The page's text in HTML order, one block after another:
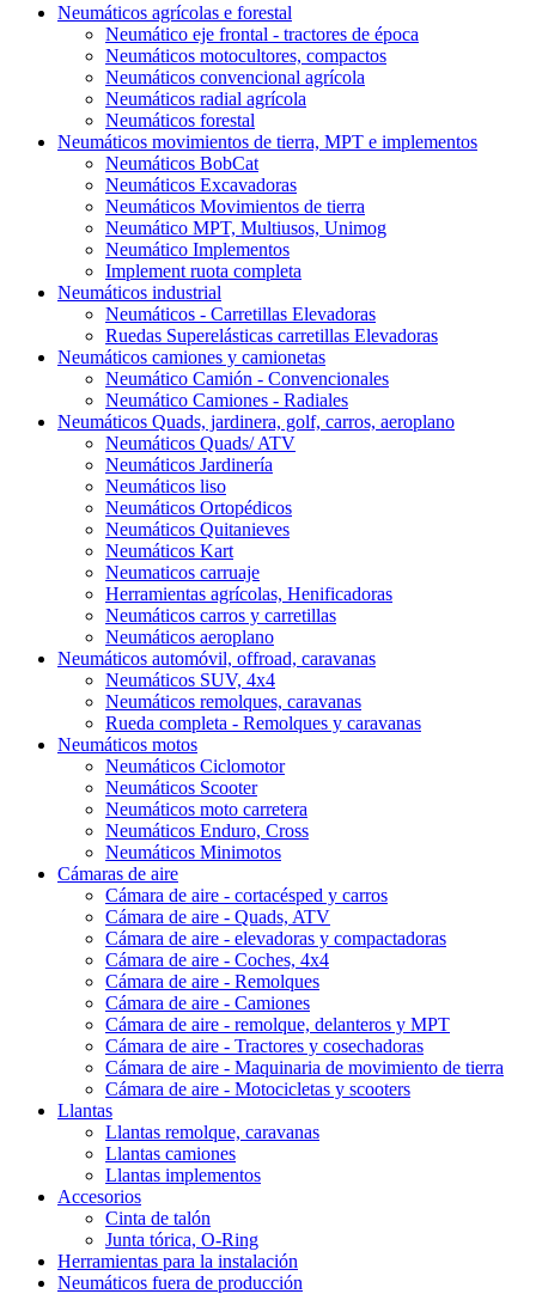
Neumáticos agrícolas e forestal
Neumático eje frontal - tractores de época
Neumáticos motocultores, compactos
Neumáticos convencional agrícola
Neumáticos radial agrícola
Neumáticos forestal
Neumáticos movimientos de tierra, MPT e implementos
Neumáticos BobCat
Neumáticos Excavadoras
Neumáticos Movimientos de tierra
Neumático MPT, Multiusos, Unimog
Neumático Implementos
Implement ruota completa
Neumáticos industrial
Neumáticos - Carretillas Elevadoras
Ruedas Superelásticas carretillas Elevadoras
Neumáticos camiones y camionetas
Neumático Camión - Convencionales
Neumático Camiones - Radiales
Neumáticos Quads, jardinera, golf, carros, aeroplano
Neumáticos Quads/ ATV
Neumáticos Jardinería
Neumáticos liso
Neumáticos Ortopédicos
Neumáticos Quitanieves
Neumáticos Kart
Neumaticos carruaje
Herramientas agrícolas, Henificadoras
Neumáticos carros y carretillas
Neumáticos aeroplano
Neumáticos automóvil, offroad, caravanas
Neumáticos SUV, 4x4
Neumáticos remolques, caravanas
Rueda completa - Remolques y caravanas
Neumáticos motos
Neumáticos Ciclomotor
Neumáticos Scooter
Neumáticos moto carretera
Neumáticos Enduro, Cross
Neumáticos Minimotos
Cámaras de aire
Cámara de aire - cortacésped y carros
Cámara de aire - Quads, ATV
Cámara de aire - elevadoras y compactadoras
Cámara de aire - Coches, 4x4
Cámara de aire - Remolques
Cámara de aire - Camiones
Cámara de aire - remolque, delanteros y MPT
Cámara de aire - Tractores y cosechadoras
Cámara de aire - Maquinaria de movimiento de tierra
Cámara de aire - Motocicletas y scooters
Llantas
Llantas remolque, caravanas
Llantas camiones
Llantas implementos
Accesorios
Cinta de talón
Junta tórica, O-Ring
Herramientas para la instalación
Neumáticos fuera de producción